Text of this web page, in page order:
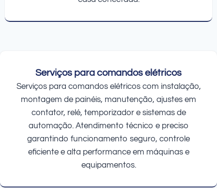
Serviços para comandos elétricos
Serviços para comandos elétricos com instalação,
montagem de painéis, manutenção, ajustes em
contator, relé, temporizador e sistemas de
automação. Atendimento técnico e preciso
garantindo funcionamento seguro, controle
eficiente e alta performance em máquinas e
equipamentos.